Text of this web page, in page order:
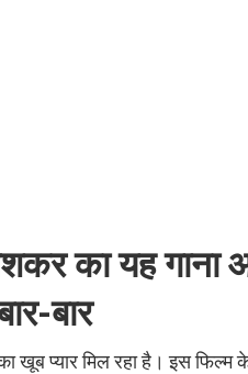
का यह गाना
बार
खूब प्यार मिल रहा है। इस फिल्म